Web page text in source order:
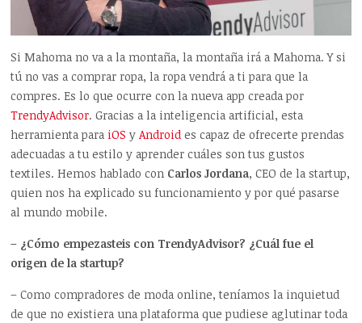
Si Mahoma no va a la montaña, la montaña irá a Mahoma. Y si
tú no vas a comprar ropa, la ropa vendrá a ti para que la
compres. Es lo que ocurre con la nueva app creada por
TrendyAdvisor. Gracias a la inteligencia artificial, esta
herramienta para iOS yAndroid es capaz de ofrecerte prendas
adecuadas a tu estilo y aprender cuáles son tus gustos
textiles. Hemos hablado con Carlos Jordana, CEO de la startup,
quien nos ha explicado su funcionamiento y por qué pasarse
al mundo mobile.
– ¿Cómo empezasteis con TrendyAdvisor? ¿Cuál fue el
origen de la startup?
– Como compradores de moda online, teníamos la inquietud
de que no existiera una plataforma que pudiese aglutinar toda